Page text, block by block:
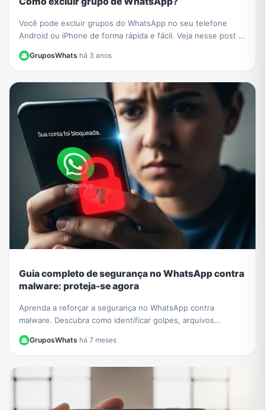
Você pode excluir grupos do WhatsApp no ​​seu telefone
Android ou iPhone de forma rápida e fácil. Veja nesse post o
GruposWhats·há 3 anos
Guia completo de segurança no WhatsApp contra
malware: proteja-se agora
Aprenda a reforçar a segurança no WhatsApp contra
malware. Descubra como identificar golpes, arquivos
dados.
GruposWhats·há 7 meses